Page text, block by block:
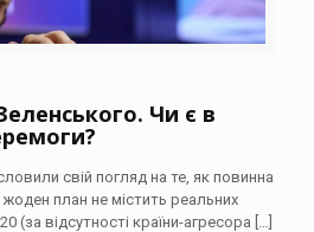
Чи є в
свій погляд на те, як повинна
план не містить реальних
(за відсутності країни-агресора […]